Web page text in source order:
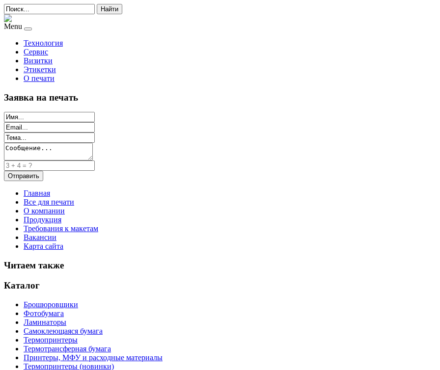
Найти
Menu
Технология
Сервис
Визитки
Этикетки
О печати
Заявка на печать
Главная
Все для печати
О компании
Продукция
Требования к макетам
Вакансии
Карта сайта
Читаем также
Каталог
Брошюровщики
Фотобумага
Ламинаторы
Самоклеющаяся бумага
Термопринтеры
Термотрансферная бумага
Принтеры, МФУ и расходные материалы
Термопринтеры (новинки)